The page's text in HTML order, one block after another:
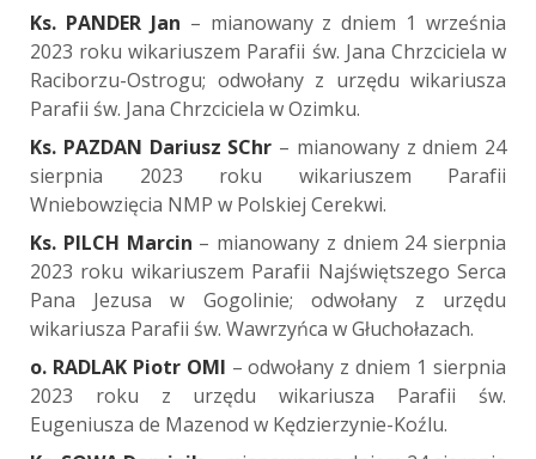
Ks. PANDER Jan – mianowany z dniem 1 września
2023 roku wikariuszem Parafii św. Jana Chrzciciela w
Raciborzu-Ostrogu; odwołany z urzędu wikariusza
Parafii św. Jana Chrzciciela w Ozimku.
Ks. PAZDAN Dariusz SChr – mianowany z dniem 24
sierpnia 2023 roku wikariuszem Parafii
Wniebowzięcia NMP w Polskiej Cerekwi.
Ks. PILCH Marcin – mianowany z dniem 24 sierpnia
2023 roku wikariuszem Parafii Najświętszego Serca
Pana Jezusa w Gogolinie; odwołany z urzędu
wikariusza Parafii św. Wawrzyńca w Głuchołazach.
o. RADLAK Piotr OMI – odwołany z dniem 1 sierpnia
2023 roku z urzędu wikariusza Parafii św.
Eugeniusza de Mazenod w Kędzierzynie-Koźlu.